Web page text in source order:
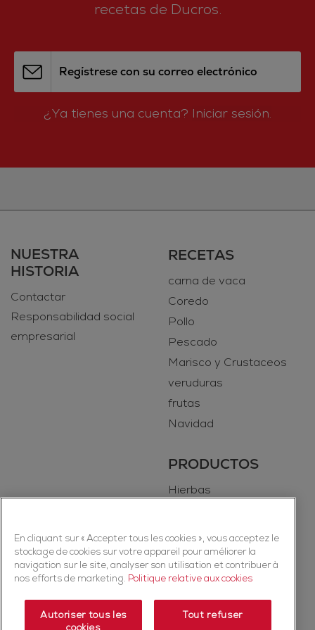
recetas de Ducros.
Regístrese con su correo electrónico
¿Ya tienes una cuenta? Iniciar sesión.
NUESTRA
HISTORIA
Contactar
Responsabilidad social
empresarial
RECETAS
carna de vaca
Coredo
Pollo
Pescado
Marisco y Crustaceos
veruduras
frutas
Navidad
PRODUCTOS
Hierbas
Copyright © 2026 Ducros (McCormick & Company, Inc). Todos los
En cliquant sur « Accepter tous les cookies », vous acceptez le
stockage de cookies sur votre appareil pour améliorer la
navigation sur le site, analyser son utilisation et contribuer à
nos efforts de marketing. Politique relative aux cookies
Autoriser tous les
Tout refuser